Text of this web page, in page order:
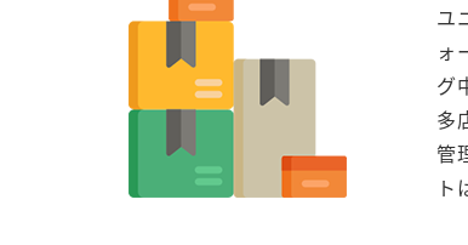
ユ
ォ
グ
多
管
ト